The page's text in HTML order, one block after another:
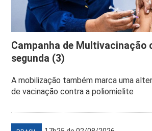
Campanha de Multivacinação
segunda (3)
A mobilização também marca uma
de vacinação contra a poliomielite